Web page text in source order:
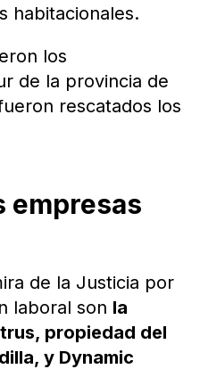
habitacionales.
los
de la provincia de
rescatados los
empresas
de la Justicia por
laboral son la
propiedad del
y Dynamic